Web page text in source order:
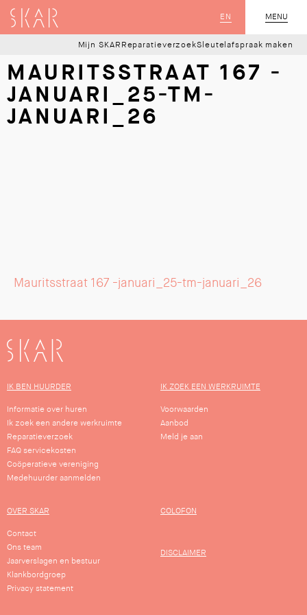
MENU
SLUIT
EN
SKAR
Mijn SKAR ReparatieverzoekSleutelafspraak maken
MAURITSSTRAAT 167 -
JANUARI_25-TM-
JANUARI_26
Mauritsstraat 167 -januari_25-tm-januari_26
SKAR
IK BEN HUURDER
Informatie over huren
Ik zoek een andere werkruimte
Reparatieverzoek
FAQ servicekosten
Coöperatieve vereniging
Medehuurder aanmelden
IK ZOEK EEN WERKRUIMTE
Voorwaarden
Aanbod
Meld je aan
OVER SKAR
Contact
Ons team
Jaarverslagen en bestuur
Klankbordgroep
Privacy statement
COLOFON
DISCLAIMER